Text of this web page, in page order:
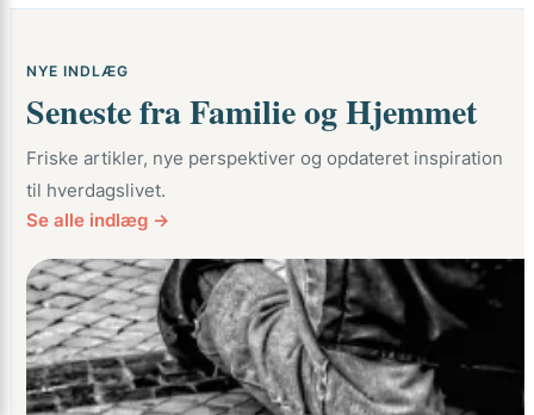
NYE INDLÆG
Seneste fra Familie og Hjemmet
Friske artikler, nye perspektiver og opdateret inspiration
til hverdagslivet.
Se alle indlæg →